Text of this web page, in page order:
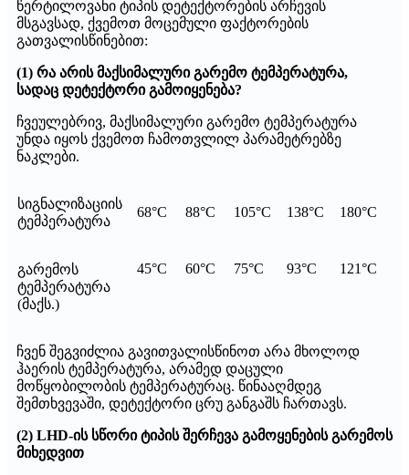
წერტილოვანი ტიპის დეტექტორების არჩევის
მსგავსად, ქვემოთ მოცემული ფაქტორების
გათვალისწინებით:
(1) რა არის მაქსიმალური გარემო ტემპერატურა,
სადაც დეტექტორი გამოიყენება?
ჩვეულებრივ, მაქსიმალური გარემო ტემპერატურა
უნდა იყოს ქვემოთ ჩამოთვლილ პარამეტრებზე
ნაკლები.
სიგნალიზაციის
ტემპერატურა
68°C 88°C 105°C 138°C 180°C
გარემოს
ტემპერატურა
(მაქს.)
45°C 60°C 75°C 93°C 121°C
ჩვენ შეგვიძლია გავითვალისწინოთ არა მხოლოდ
ჰაერის ტემპერატურა, არამედ დაცული
მოწყობილობის ტემპერატურაც. წინააღმდეგ
შემთხვევაში, დეტექტორი ცრუ განგაშს ჩართავს.
(2) LHD-ის სწორი ტიპის შერჩევა გამოყენების გარემოს
მიხედვით